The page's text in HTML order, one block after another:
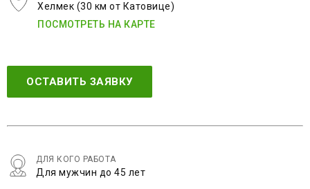
Хелмек (30 км от Катовице)
ПОСМОТРЕТЬ НА КАРТЕ
ОСТАВИТЬ ЗАЯВКУ
ДЛЯ КОГО РАБОТА
Для мужчин до 45 лет